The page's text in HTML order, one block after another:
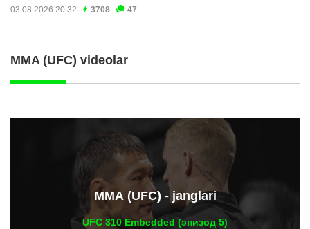
03.08.2026 20:32 3708 47
MMA (UFC) videolar
ММА (UFC) - janglari
UFC 310 Embedded (эпизод 5)